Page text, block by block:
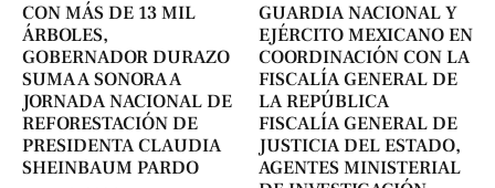
CON MÁS DE 13 MIL
ÁRBOLES,
GOBERNADOR DURAZO
SUMA A SONORA A
JORNADA NACIONAL DE
REFORESTACIÓN DE
PRESIDENTA CLAUDIA
SHEINBAUM PARDO
GUARDIA NACIONAL Y
EJÉRCITO MEXICANO EN
COORDINACIÓN CON LA
FISCALÍA GENERAL DE
LA REPÚBLICA
FISCALÍA GENERAL DE
JUSTICIA DEL ESTADO,
AGENTES MINISTERIAL